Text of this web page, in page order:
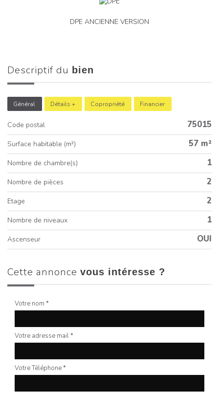
DPE ANCIENNE VERSION
descriptif du bien
Général Détails + Copropriété Financier
Code postal 75015
Surface habitable (m²) 57 m²
Nombre de chambre(s) 1
Nombre de pièces 2
Etage 2
Nombre de niveaux 1
Ascenseur OUI
cette annonce vous intéresse ?
Votre nom *
Votre adresse mail *
Votre Téléphone *